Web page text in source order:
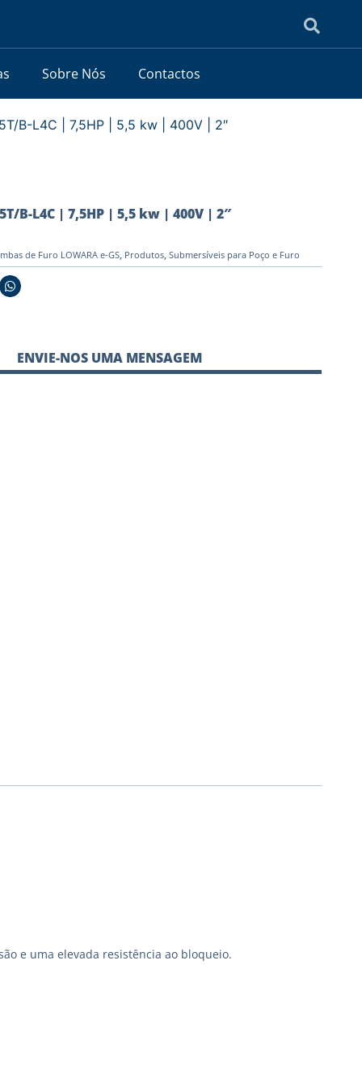
Sobre Nós Contactos
B-L4C | 7,5HP | 5,5 kw | 400V | 2″
B-L4C | 7,5HP | 5,5 kw | 400V | 2″
de Furo LOWARA e-GS, Produtos, Submersíveis para Poço e Furo
ENVIE-NOS UMA MENSAGEM
e uma elevada resistência ao bloqueio.